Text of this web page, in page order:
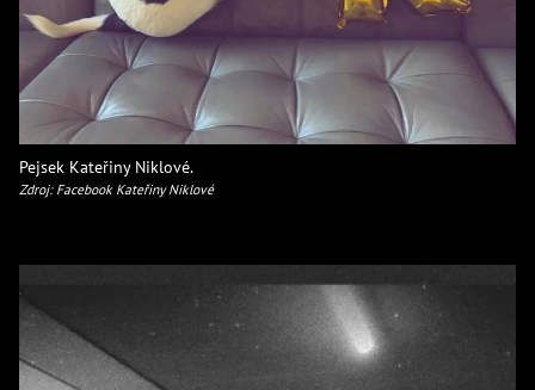
Pejsek Kateřiny Niklové.
Zdroj: Facebook Kateřiny Niklové